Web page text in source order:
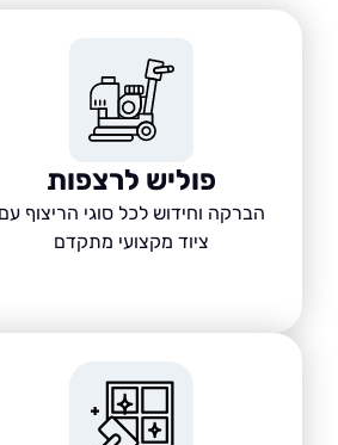
פוליש לרצפות
הברקה וחידוש לכל סוגי הריצוף עם
ציוד מקצועי מתקדם